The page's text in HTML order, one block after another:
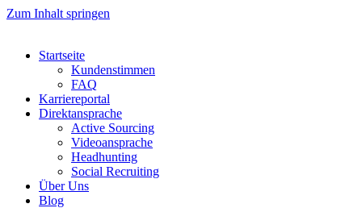
Zum Inhalt springen
Startseite
Kundenstimmen
FAQ
Karriereportal
Direktansprache
Active Sourcing
Videoansprache
Headhunting
Social Recruiting
Über Uns
Blog